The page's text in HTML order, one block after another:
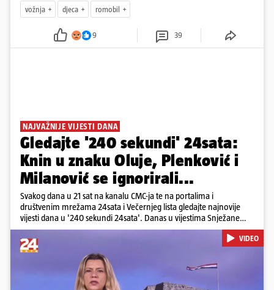
vožnja djeca romobil
9 39
NAJVAŽNIJE VIJESTI DANA
Gledajte '240 sekundi' 24sata:
Knin u znaku Oluje, Plenković i
Milanović se ignorirali...
Svakog dana u 21 sat na kanalu CMC-ja te na portalima i
društvenim mrežama 24sata i Večernjeg lista gledajte najnovije
vijesti dana u '240 sekundi 24sata'. Danas u vijestima Snježane
Krnetić: Hrvatska je obilježila 31. obljetnicu Oluje, a pažnju je
privuklo ignoriranje predsjednika Zorana Milanovića i premijera
Andreja Plenkovića u Kninu. Donosimo i detalje o većim
braniteljskim mirovinama, apelu obitelji Hrvata u komi u Irskoj,
upozorenjima nakon nove tragedije na električnom romobilu te
smanjenju proizvodnje u nuklearnoj elektrani Krško.
VIDEO